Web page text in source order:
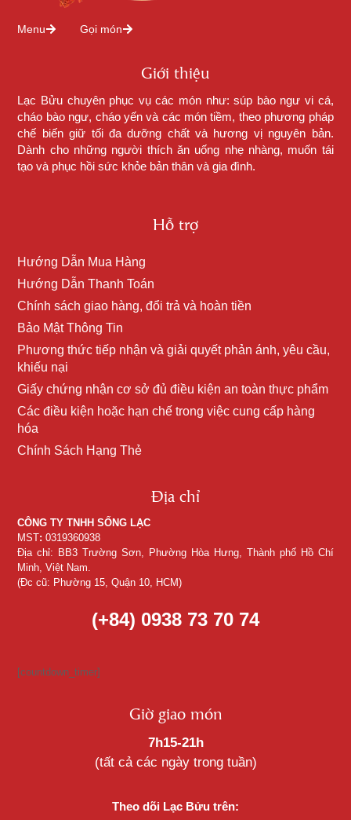
Menu Gọi món
Giới thiệu
Lạc Bửu chuyên phục vụ các món như: súp bào ngư vi cá,
cháo bào ngư, cháo yến và các món tiềm, theo phương pháp
chế biến giữ tối đa dưỡng chất và hương vị nguyên bản.
Dành cho những người thích ăn uống nhẹ nhàng, muốn tái
tạo và phục hồi sức khỏe bản thân và gia đình.
Hỗ trợ
Hướng Dẫn Mua Hàng
Hướng Dẫn Thanh Toán
Chính sách giao hàng, đổi trả và hoàn tiền
Bảo Mật Thông Tin
Phương thức tiếp nhận và giải quyết phản ánh, yêu cầu,
khiếu nại
Giấy chứng nhận cơ sở đủ điều kiện an toàn thực phẩm
Các điều kiện hoặc hạn chế trong việc cung cấp hàng
hóa
Chính Sách Hạng Thẻ
Địa chỉ
CÔNG TY TNHH SỐNG LẠC
MST: 0319360938
Địa chỉ: BB3 Trường Sơn, Phường Hòa Hưng, Thành phố Hồ Chí
Minh, Việt Nam.
(Đc cũ: Phường 15, Quận 10, HCM)
(+84) 0938 73 70 74
[countdown_timer]
Giờ giao món
7h15-21h
(tất cả các ngày trong tuần)
Theo dõi Lạc Bửu trên: